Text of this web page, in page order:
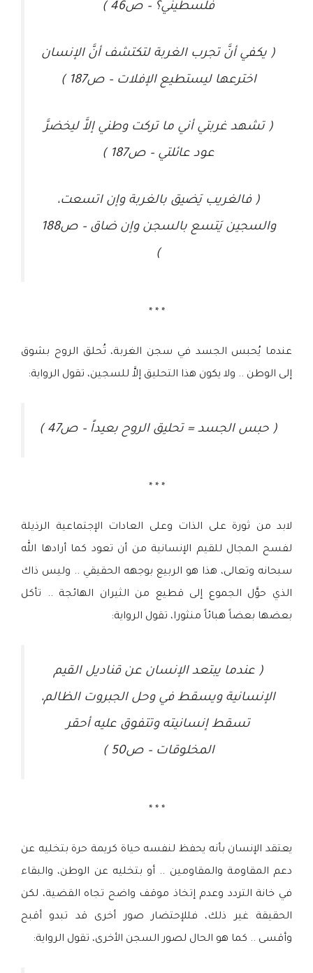
فلسطيني؟ – ص46 )
( يكفي أنَّ تجرب الغربة لتكتشف أنَّ الإنسان
اخترعها ليستطيع الإفلات – ص187 )
( تشهد غربتي أني ما تركت وطني إلاَّ ليخضرَّ
عود عائلتي – ص187 )
( فالغريب يَضيق بالغربة وإن اتسعت،
والسجين يَتسع بالسجن وإن ضاق – ص188
)
* * *
عندما يُحبس الجسد في سجن الغربة، تُحلق الروح بشوق
إلى الوطن .. ولا يكون هذا التحليق إلاَّ للسجين، تقول الرواية:
( حبس الجسد = تحليق الروح بعيداً – ص47 )
* * *
لابد من ثورة على الذات وعلى العادات الإجتماعية الرذيلة
لفسح المجال للقيم الإنسانية من أن تعود كما أرادها الله
سبحانه وتعالى، هذا هو الربيع بوجهه الحقيقي .. وليس ذاك
الذي حوَّل الجموع إلى قطيع من الثيران الهائجة .. تأكل
بعضها بعضاً هبائاً منثورا، تقول الرواية:
( عندما يبتعد الإنسان عن قناديل القيم
الإنسانية ويسقط في وحل الجبروت الظالم،
تسقط إنسانيته وتتفوق عليه أحقر
المخلوقات – ص50 )
* * *
يعتقد الإنسان بأنه يحفظ لنفسه حياة كريمة حرة بتخليه عن
دعم المقاومة والمقاومين .. أو بتخليه عن الوطن، والبقاء
في خانة التردد وعدم إتخاذ موقف واضح تجاه القضية، لكن
الحقيقة غير ذلك، فللإحتضار صور أخرى قد تبدو أقبح
وأقسى .. كما هو الحال لصور السجن الأخرى، تقول الرواية: